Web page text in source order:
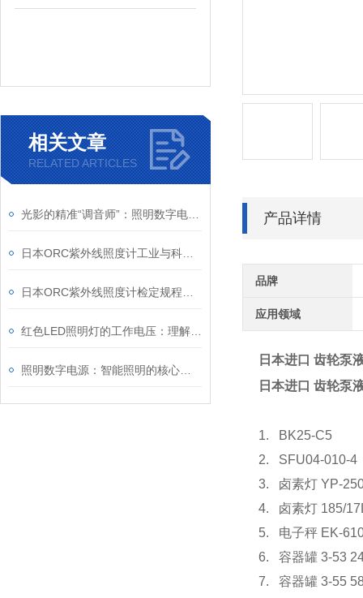
相关文章
RELATED ARTICLES
产品详情
品牌
应用领域
日本进口 齿轮泵
日本进口 齿轮泵
1. BK25-C5
2. SFU04-
3. 卤素灯 YP-
4. 卤素灯
5. 电子秤
6. 容器罐 3-
7. 容器罐 3-